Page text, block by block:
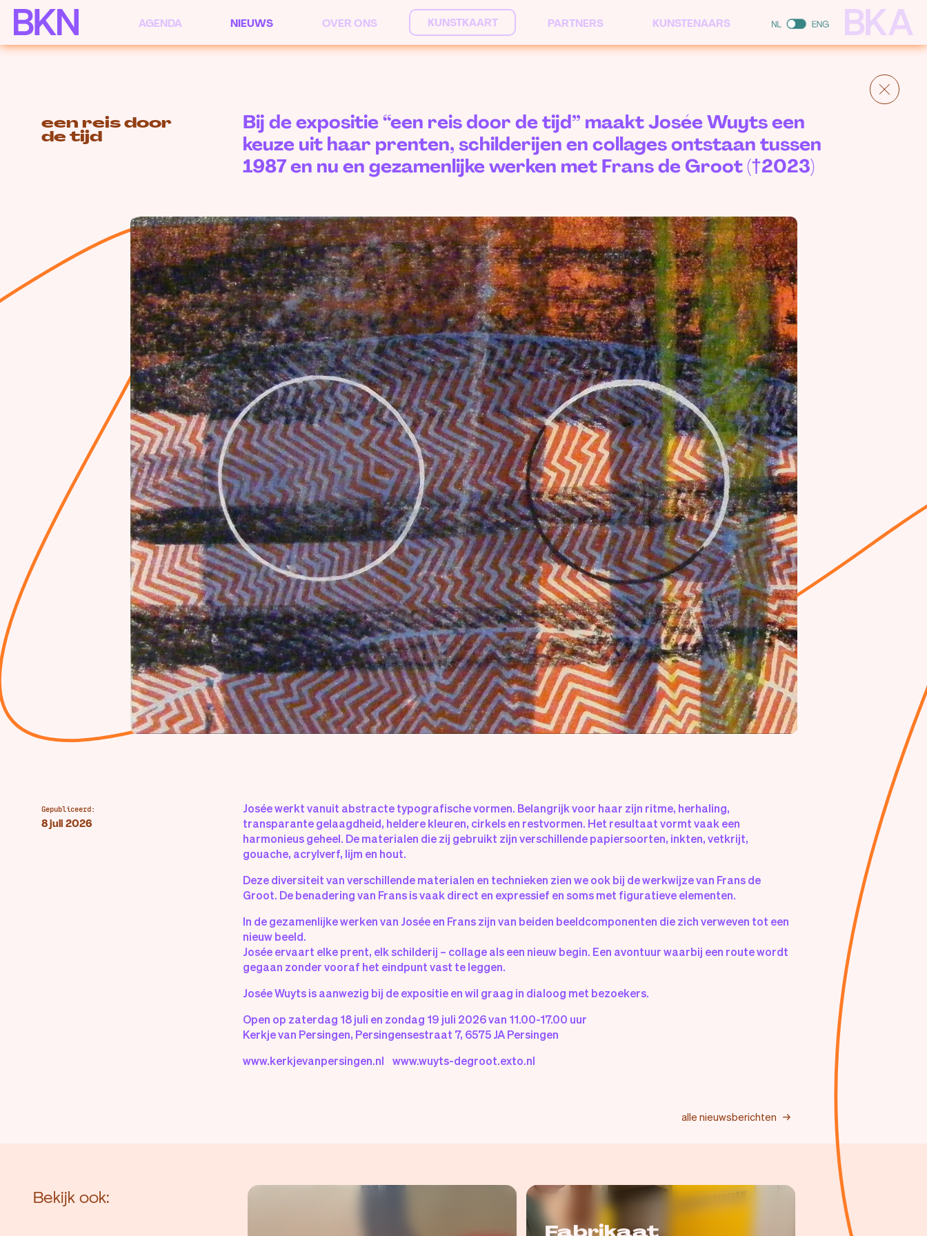
AGENDA NIEUWS OVER ONS KUNSTKAART PARTNERS KUNSTENAARS
een reis door
de tijd
Bij de expositie “een reis door de tijd” maakt Josée Wuyts een
keuze uit haar prenten, schilderijen en collages ontstaan tussen
1987 en nu en gezamenlijke werken met Frans de Groot (†2023)
Gepubliceerd:
8 juli 2026
Josée werkt vanuit abstracte typografische vormen. Belangrijk voor haar zijn ritme, herhaling,
transparante gelaagdheid, heldere kleuren, cirkels en restvormen. Het resultaat vormt vaak een
harmonieus geheel. De materialen die zij gebruikt zijn verschillende papiersoorten, inkten, vetkrijt,
gouache, acrylverf, lijm en hout.
Deze diversiteit van verschillende materialen en technieken zien we ook bij de werkwijze van Frans de
Groot. De benadering van Frans is vaak direct en expressief en soms met figuratieve elementen.
In de gezamenlijke werken van Josée en Frans zijn van beiden beeldcomponenten die zich verweven tot een
nieuw beeld.
Josée ervaart elke prent, elk schilderij – collage als een nieuw begin. Een avontuur waarbij een route wordt
gegaan zonder vooraf het eindpunt vast te leggen.
Josée Wuyts is aanwezig bij de expositie en wil graag in dialoog met bezoekers.
Open op zaterdag 18 juli en zondag 19 juli 2026 van 11.00-17.00 uur
Kerkje van Persingen, Persingensestraat 7, 6575 JA Persingen
www.kerkjevanpersingen.nl www.wuyts-degroot.exto.nl
alle nieuwsberichten →
Bekijk ook:
Fabrikaat